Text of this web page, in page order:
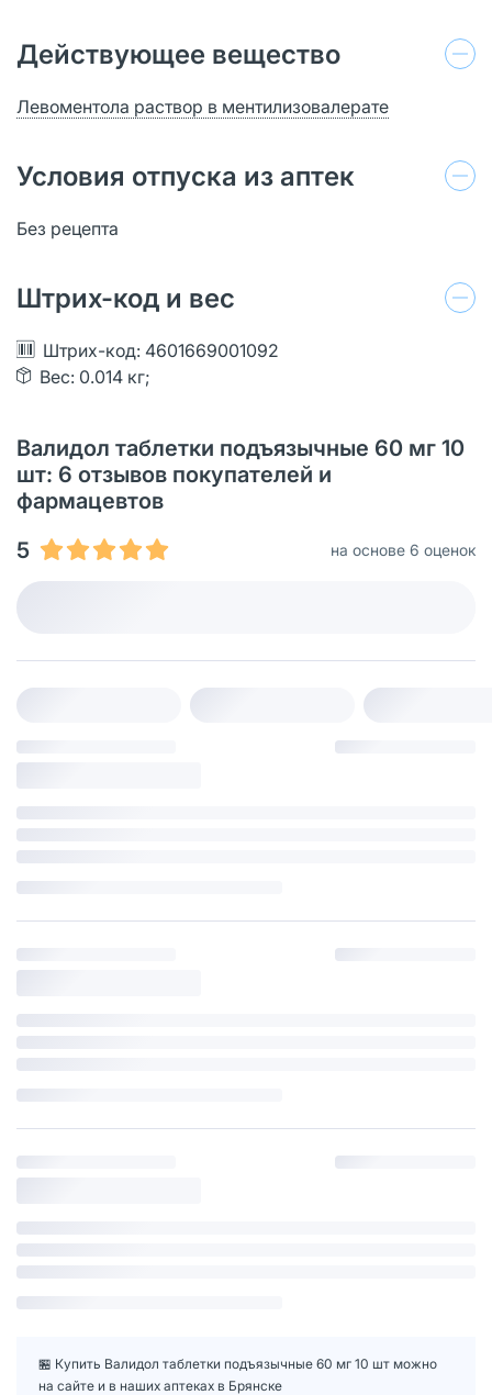
Действующее вещество
Левоментола раствор в ментилизовалерате
Условия отпуска из аптек
Без рецепта
Штрих-код и вес
Штрих-код: 4601669001092
Вес: 0.014 кг;
Валидол таблетки подъязычные 60 мг 10
шт: 6 отзывов покупателей и
фармацевтов
5
на основе 6 оценок
🏪 Купить Валидол таблетки подъязычные 60 мг 10 шт можно
на сайте и в наших аптеках в Брянске